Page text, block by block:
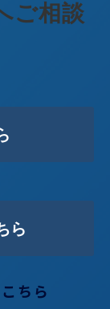
ご相談
ら
ちら